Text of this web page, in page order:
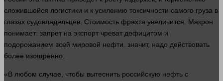
сложившейся логистики и к усилению токсичности самого груза в
глазах судовладельцев. Стоимость фрахта увеличится. Макрон
понимает: запрет на экспорт чреват дефицитом и
подорожанием всей мировой нефти. значит, надо действовать
более изощренно.
«В любом случае , чтобы вытеснить российскую нефть с